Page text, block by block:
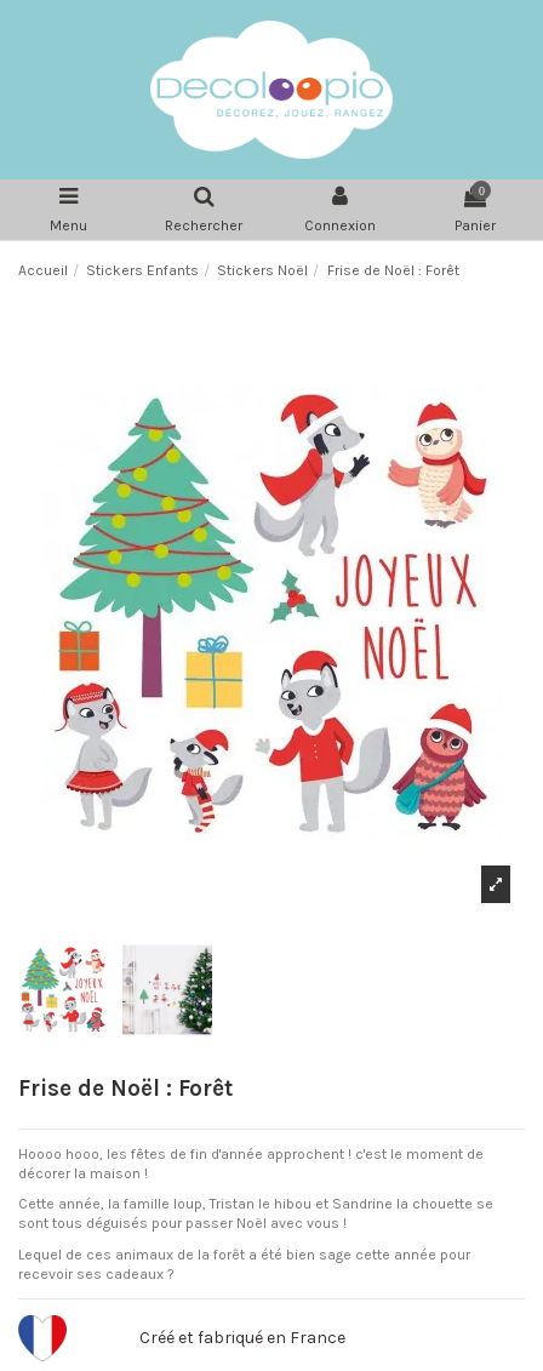
Menu Rechercher Connexion
0
Panier
Accueil Stickers Enfants Stickers Noël Frise de Noël : Forêt
Frise de Noël : Forêt
Hoooo hooo, les fêtes de fin d'année approchent ! c'est le moment de
décorer la maison !
Cette année, la famille loup, Tristan le hibou et Sandrine la chouette se
sont tous déguisés pour passer Noël avec vous !
Lequel de ces animaux de la forêt a été bien sage cette année pour
recevoir ses cadeaux ?
Créé et fabriqué en France